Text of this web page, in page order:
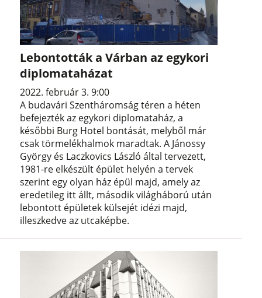
Lebontották a Várban az egykori
diplomataházat
2022. február 3. 9:00
A budavári Szentháromság téren a héten
befejezték az egykori diplomataház, a
későbbi Burg Hotel bontását, melyből már
csak törmelékhalmok maradtak. A Jánossy
György és Laczkovics László által tervezett,
1981-re elkészült épület helyén a tervek
szerint egy olyan ház épül majd, amely az
eredetileg itt állt, második világháború után
lebontott épületek külsejét idézi majd,
illeszkedve az utcaképbe.